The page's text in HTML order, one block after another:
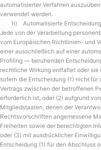
automatisierter Verfahren
verwendet werden.
h) Automatisierte
Jede von der Verarbeitung
vom Europäischen Richtlinien- und
einer ausschließlich auf einer
Profiling — beruhenden
rechtliche Wirkung entfaltet oder
sofern die Entscheidung (1) nicht
Vertrags zwischen der betroffenen
erforderlich ist, oder (2) aufgrund
Mitgliedstaaten, denen der
Rechtsvorschriften angemessene
Freiheiten sowie der berechtigten
oder (3) mit ausdrücklicher
Entscheidung (1) für den Abschluss